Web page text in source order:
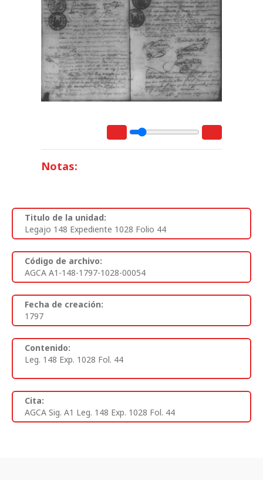
Notas:
Titulo de la unidad:
Legajo 148 Expediente 1028 Folio 44
Código de archivo:
AGCA A1-148-1797-1028-00054
Fecha de creación:
1797
Contenido:
Leg. 148 Exp. 1028 Fol. 44
Cita:
AGCA Sig. A1 Leg. 148 Exp. 1028 Fol. 44